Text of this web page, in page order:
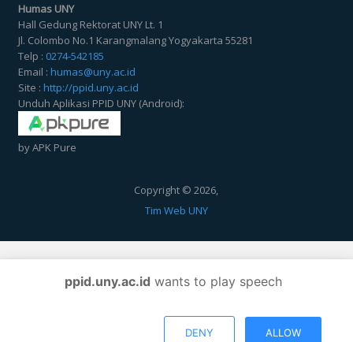
Humas UNY
Hall Gedung Rektorat UNY Lt. 1
Jl. Colombo No.1 Karangmalang Yogyakarta 55281
Telp : 0274-542185
Email :humas@uny.ac.id
Site :http://ppid.uny.ac.id
Unduh Aplikasi PPID UNY (Android):
by APK Pure
Copyright © 2026,
Tim Web UNY
ppid.uny.ac.id wants to play speech
DENY ALLOW